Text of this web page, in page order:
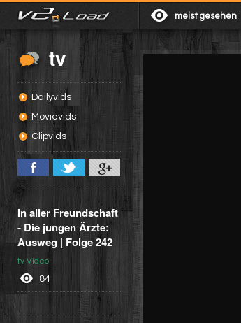
meist gesehen
tv
Dailyvids
Movievids
Clipvids
In aller Freundschaft
- Die jungen Ärzte:
Ausweg | Folge 242
tv Video
84